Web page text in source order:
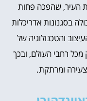
העיר, שהפכה פחות
בסגנונות אדריכלות
והטכנולוגיה של
מכל רחבי העולם, ובכך
ומרתקת.